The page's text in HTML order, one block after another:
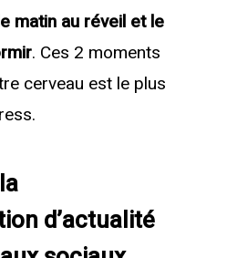
matin au réveil et le
. Ces 2 moments
cerveau est le plus
d’actualité